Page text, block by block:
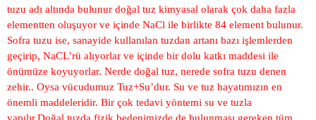
tuzu adı altında bulunur doğal tuz kimyasal olarak çok daha fazla
elementten oluşuyor ve içinde NaCl ile birlikte 84 element bulunur.
Sofra tuzu ise, sanayide kullanılan tuzdan artanı bazı işlemlerden
geçirip, NaCL’rü alıyorlar ve içinde bir dolu katkı maddesi ile
önümüze koyuyorlar. Nerde doğal tuz, nerede sofra tuzu denen
zehir.. Oysa vücudumuz Tuz+Su’dur. Su ve tuz hayatımızın en
önemli maddeleridir. Bir çok tedavi yöntemi su ve tuzla
yapılır.Doğal tuzda fizik bedenimizde de bulunması gereken tüm